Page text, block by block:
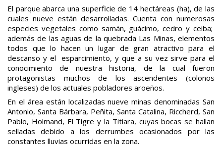
El parque abarca una superficie de 14 hectáreas (ha), de las
cuales nueve están desarrolladas. Cuenta con numerosas
especies vegetales como samán, guácimo, cedro y ceiba;
además de las aguas de la quebrada Las Minas, elementos
todos que lo hacen un lugar de gran atractivo para el
descanso y el esparcimiento, y que a su vez sirve para el
conocimiento de nuestra historia, de la cual fueron
protagonistas muchos de los ascendentes (colonos
ingleses) de los actuales pobladores aroeños.
En el área están localizadas nueve minas denominadas San
Antonio, Santa Bárbara, Peñita, Santa Catalina, Riccherd, San
Pablo, Holmand, El Tigre y la Titiara, cuyas bocas se hallan
selladas debido a los derrumbes ocasionados por las
constantes lluvias ocurridas en la zona.